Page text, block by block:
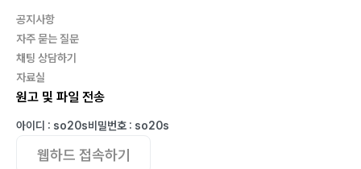
공지사항
자주 묻는 질문
채팅 상담하기
자료실
원고 및 파일 전송
아이디 : so20s비밀번호 : so20s
웹하드 접속하기